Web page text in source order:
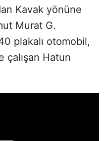
Kavak yönüne
Murat G.
plakalı otomobil,
çalışan Hatun